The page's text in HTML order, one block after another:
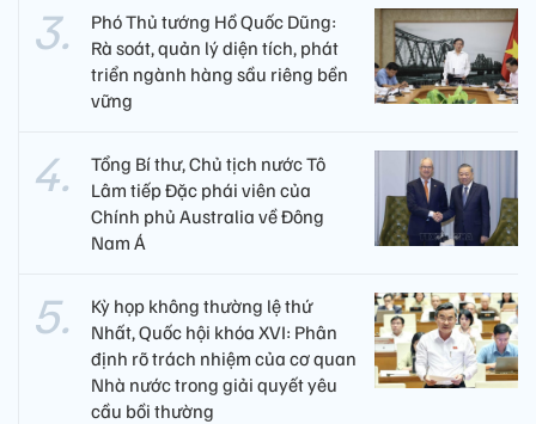
Phó Thủ tướng Hồ Quốc Dũng:
Rà soát, quản lý diện tích, phát
triển ngành hàng sầu riêng bền
vững
Tổng Bí thư, Chủ tịch nước Tô
Lâm tiếp Đặc phái viên của
Chính phủ Australia về Đông
Nam Á
Kỳ họp không thường lệ thứ
Nhất, Quốc hội khóa XVI: Phân
định rõ trách nhiệm của cơ quan
Nhà nước trong giải quyết yêu
cầu bồi thường